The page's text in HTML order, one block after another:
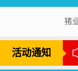
猪
活动通知